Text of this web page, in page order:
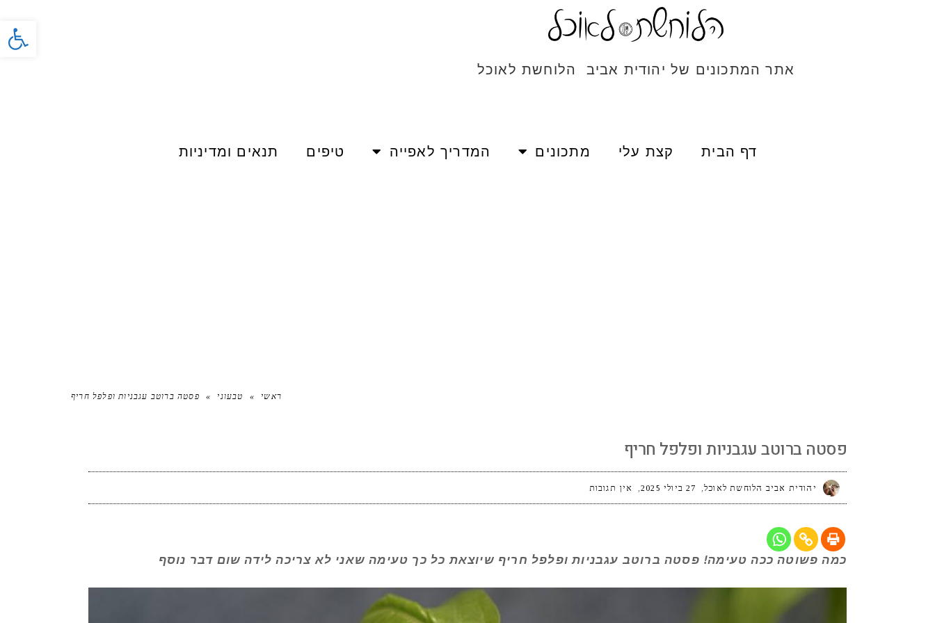
פתח
אתר המתכונים של יהודית אביב הלוחשת לאוכל
דף הבית קצת עלי מתכונים המדריך לאפייה טיפים תנאים ומדיניות
ראשי » טבעוני » פסטה ברוטב עגבניות ופלפל חריף
פסטה ברוטב עגבניות ופלפל חריף
יהודית אביב הלוחשת לאוכל 27 ביולי 2025 אין תגובות
כמה פשוטה ככה טעימה! פסטה ברוטב עגבניות ופלפל חריף שיוצאת כל כך טעימה שאני לא צריכה לידה שום דבר נוסף